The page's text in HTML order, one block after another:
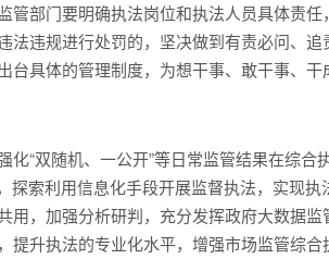
管部门要明确执法岗位和执法人员具体责
法违规进行处罚的，坚决做到有责必问、
具体的管理制度，为想干事、敢干事、干
“双随机、一公开”等日常监管结果在综合
探索利用信息化手段开展监督执法，实现
用，加强分析研判，充分发挥政府大数据
提升执法的专业化水平，增强市场监管综